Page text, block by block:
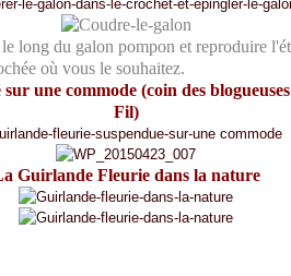
long du galon pompon et reproduire
où vous le souhaitez.
une commode (coin des
Fil)
Guirlande Fleurie dans la nature